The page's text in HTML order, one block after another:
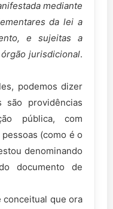
mediante
da lei a
e sujeitas a
jurisdicional.
podemos dizer
são providências
pública, com
(como é o
denominando
documento de
que ora